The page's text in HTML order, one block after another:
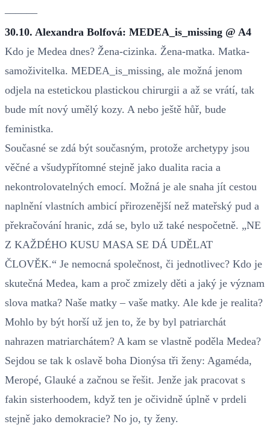
––––––
30.10. Alexandra Bolfová: MEDEA_is_missing @ A4
Kdo je Medea dnes? Žena-cizinka. Žena-matka. Matka-
samoživitelka. MEDEA_is_missing, ale možná jenom
odjela na estetickou plastickou chirurgii a až se vrátí, tak
bude mít nový umělý kozy. A nebo ještě hůř, bude
feministka.
Současné se zdá být současným, protože archetypy jsou
věčné a všudypřítomné stejně jako dualita racia a
nekontrolovatelných emocí. Možná je ale snaha jít cestou
naplnění vlastních ambicí přirozenější než mateřský pud a
překračování hranic, zdá se, bylo už také nespočetně. „NE
Z KAŽDÉHO KUSU MASA SE DÁ UDĚLAT
ČLOVĚK.“ Je nemocná společnost, či jednotlivec? Kdo je
skutečná Medea, kam a proč zmizely děti a jaký je význam
slova matka? Naše matky – vaše matky. Ale kde je realita?
Mohlo by být horší už jen to, že by byl patriarchát
nahrazen matriarchátem? A kam se vlastně poděla Medea?
Sejdou se tak k oslavě boha Dionýsa tři ženy: Agaméda,
Meropé, Glauké a začnou se řešit. Jenže jak pracovat s
fakin sisterhoodem, když ten je očividně úplně v prdeli
stejně jako demokracie? No jo, ty ženy.